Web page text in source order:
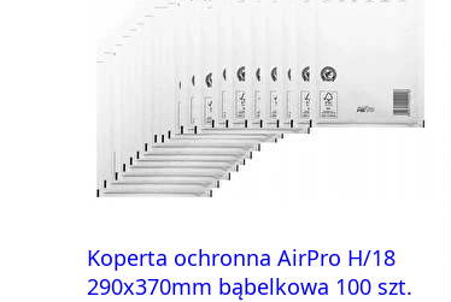
Koperta ochronna AirPro H/18
290x370mm bąbelkowa 100 szt.